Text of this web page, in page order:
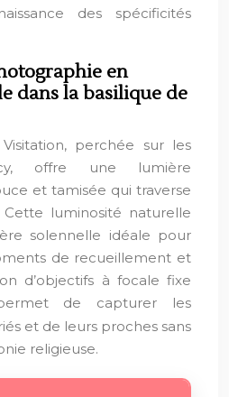
des spécificités
en
dans la basilique de
perchée sur les
offre une lumière
et tamisée qui traverse
Cette luminosité naturelle
solennelle idéale pour
de recueillement et
d’objectifs à focale fixe
de capturer les
et de leurs proches sans
religieuse.